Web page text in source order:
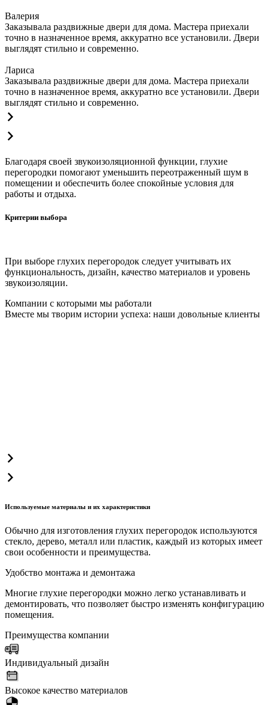
Валерия
Заказывала раздвижные двери для дома. Мастера приехали
точно в назначенное время, аккуратно все установили. Двери
выглядят стильно и современно.
Лариса
Заказывала раздвижные двери для дома. Мастера приехали
точно в назначенное время, аккуратно все установили. Двери
выглядят стильно и современно.
Благодаря своей звукоизоляционной функции, глухие
перегородки помогают уменьшить переотраженный шум в
помещении и обеспечить более спокойные условия для
работы и отдыха.
Критерии выбора
При выборе глухих перегородок следует учитывать их
функциональность, дизайн, качество материалов и уровень
звукоизоляции.
Компании с которыми мы работали
Вместе мы творим истории успеха: наши довольные клиенты
Используемые материалы и их характеристики
Обычно для изготовления глухих перегородок используются
стекло, дерево, металл или пластик, каждый из которых имеет
свои особенности и преимущества.
Удобство монтажа и демонтажа
Многие глухие перегородки можно легко устанавливать и
демонтировать, что позволяет быстро изменять конфигурацию
помещения.
Преимущества компании
Индивидуальный дизайн
Высокое качество материалов